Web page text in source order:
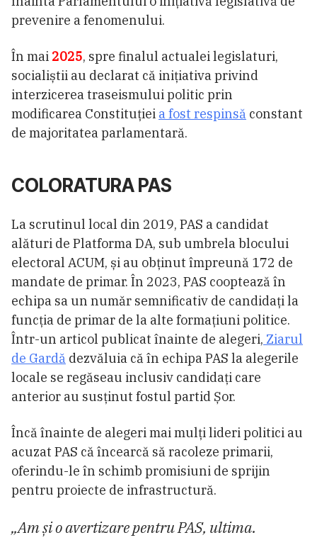
prevenire a fenomenului.
În mai 2025, spre finalul actualei legislaturi,
socialiștii au declarat că inițiativa privind
interzicerea traseismului politic prin
modificarea Constituției a fost respinsă constant
de majoritatea parlamentară.
COLORATURA PAS
La scrutinul local din 2019, PAS a candidat
alături de Platforma DA, sub umbrela blocului
electoral ACUM, și au obținut împreună 172 de
mandate de primar. În 2023, PAS cooptează în
echipa sa un număr semnificativ de candidați la
funcția de primar de la alte formațiuni politice.
Într-un articol publicat înainte de alegeri, Ziarul
de Gardă dezvăluia că în echipa PAS la alegerile
locale se regăseau inclusiv candidați care
anterior au susținut fostul partid Șor.
Încă înainte de alegeri mai mulți lideri politici au
acuzat PAS că încearcă să racoleze primarii,
oferindu-le în schimb promisiuni de sprijin
pentru proiecte de infrastructură.
„Am și o avertizare pentru PAS, ultima.